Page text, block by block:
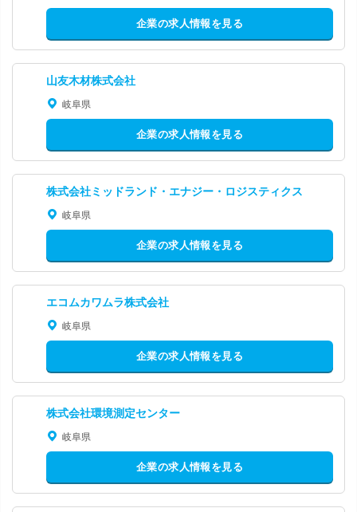
企業の求人情報を見る
山友木材株式会社
岐阜県
企業の求人情報を見る
株式会社ミッドランド・エナジー・ロジスティクス
岐阜県
企業の求人情報を見る
エコムカワムラ株式会社
岐阜県
企業の求人情報を見る
株式会社環境測定センター
岐阜県
企業の求人情報を見る